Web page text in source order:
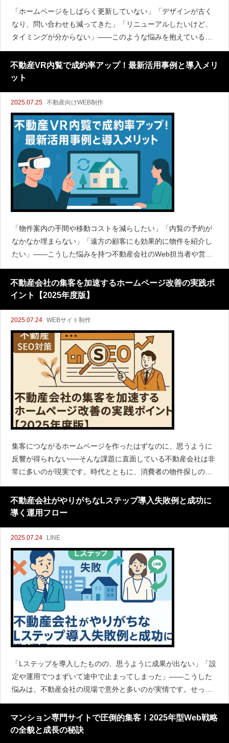
「ホームページをしばらく更新していない」「デザインが古く
なり、問い合わせも減ってきた」「リニューアルしたいけど、
タイミングが分からない」――このような悩みを抱えている不
動産会社のWeb担当者や経営層の方も多いのではないでしょう
か。実は、サイトリニューアルの適切なタイミングを見極める
ことは、集客力や
不動産VR内覧で成約率アップ！最新活用事例と導入メリ
ット
2025.07.25 不動産向けWEB制作
「物件案内の手間や移動コストを減らしたい」「内覧の予約が
なかなか埋まらない」「遠方の顧客にも効果的に物件を紹介し
たい」――こうした悩みを持つ不動産会社のWeb担当者や営業
スタッフが急増しています。そんな中、近年注目されているの
が“VR（バーチャルリアリティ）内覧”の導入です。VR内覧は成
約率の向上
不動産会社の集客を加速するホームページ改善の実践ポ
イント【2025年度版】
2025.07.24 WEBサイト制作
集客につながるホームページを作ったはずなのに、思うように
反響が得られない──そんな課題に直面している不動産会社は非
常に多いのが現実です。時代とともに、消費者の物件探しのス
タイルやデジタルマーケティングのトレンドも大きく変化して
います。かつてはポータルサイト任せで十分だった集客も、今
や「自社サイトか
不動産会社がやりがちなLステップ導入失敗例と成功に
導く運用フロー
2025.07.24 LINE
「Lステップを導入したものの、思うように成果が出ない」「設
定や運用でつまずいて途中で止まってしまった」――こうした
悩みは、不動産会社の現場で意外と多いのが実情です。せっか
くの便利なツールも、初期設計や運用フローに落とし穴がある
と十分に活用できません。本記事では、不動産会社が陥りがち
なLステップ導入
マンション専門サイトで圧倒的集客！2025年型Web戦略
の全貌と成長の秘訣